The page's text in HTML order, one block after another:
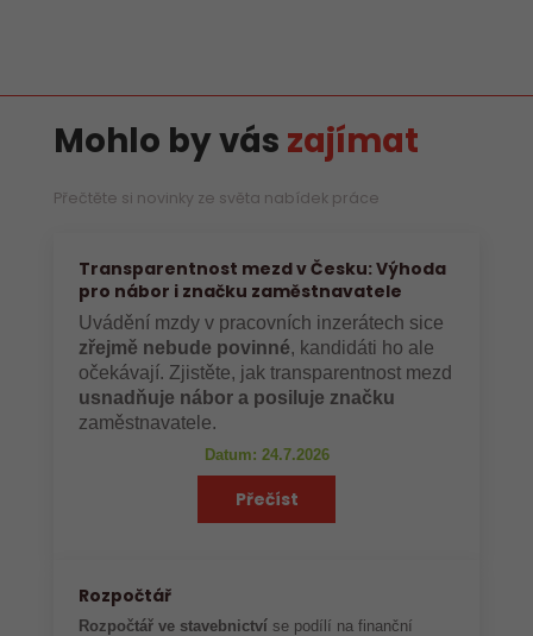
Mohlo by vás zajímat
Přečtěte si novinky ze světa nabídek práce
Transparentnost mezd v Česku: Výhoda
pro nábor i značku zaměstnavatele
Uvádění mzdy v pracovních inzerátech sice
zřejmě nebude povinné, kandidáti ho ale
očekávají. Zjistěte, jak transparentnost mezd
usnadňuje nábor a posiluje značku
zaměstnavatele.
Datum: 24.7.2026
Přečíst
Rozpočtář
Rozpočtář ve stavebnictví se podílí na finanční